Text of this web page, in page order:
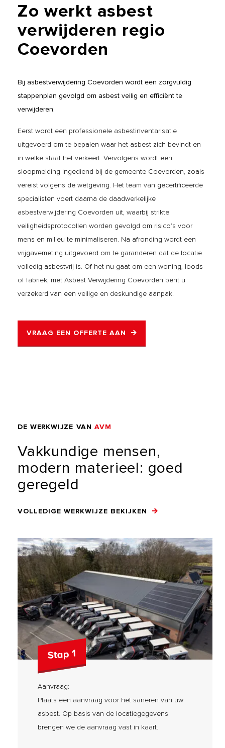
Zo werkt asbest
verwijderen regio
Coevorden
Bij asbestverwijdering Coevorden wordt een zorgvuldig
stappenplan gevolgd om asbest veilig en efficiënt te
verwijderen.
Eerst wordt een professionele asbestinventarisatie
uitgevoerd om te bepalen waar het asbest zich bevindt en
in welke staat het verkeert. Vervolgens wordt een
sloopmelding ingediend bij de gemeente Coevorden, zoals
vereist volgens de wetgeving. Het team van gecertificeerde
specialisten voert daarna de daadwerkelijke
asbestverwijdering Coevorden uit, waarbij strikte
veiligheidsprotocollen worden gevolgd om risico’s voor
mens en milieu te minimaliseren. Na afronding wordt een
vrijgavemeting uitgevoerd om te garanderen dat de locatie
volledig asbestvrij is. Of het nu gaat om een woning, loods
of fabriek, met Asbest Verwijdering Coevorden bent u
verzekerd van een veilige en deskundige aanpak.
VRAAG EEN OFFERTE AAN
DE WERKWIJZE VAN AVM
Vakkundige mensen,
modern materieel: goed
geregeld
VOLLEDIGE WERKWIJZE BEKIJKEN
Stap 1
Aanvraag:
Plaats een aanvraag voor het saneren van uw
asbest. Op basis van de locatiegegevens
brengen we de aanvraag vast in kaart.